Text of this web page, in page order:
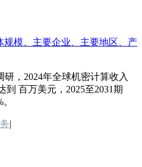
规模、主要企业、主要地区、产
研，2024年全球机密计算收入
到 百万美元，2025至2031期
|